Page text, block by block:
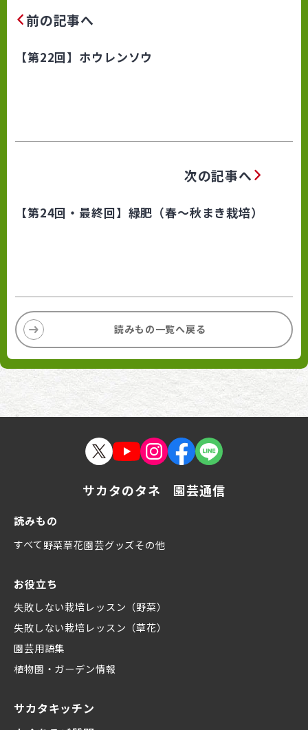
前の記事へ
【第22回】ホウレンソウ
次の記事へ
【第24回・最終回】緑肥（春〜秋まき栽培）
読みもの一覧へ戻る
サカタのタネ 園芸通信
読みもの
すべて野菜草花園芸グッズその他
お役立ち
失敗しない栽培レッスン（野菜）
失敗しない栽培レッスン（草花）
園芸用語集
植物園・ガーデン情報
サカタキッチン